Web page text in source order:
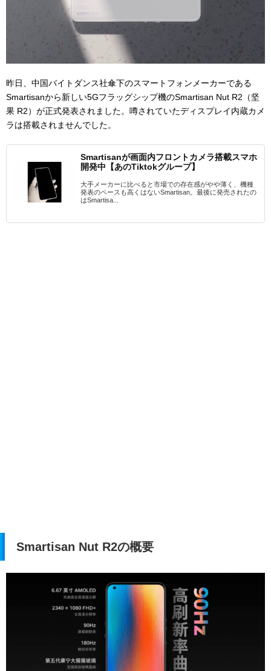
昨日、中国バイトダンス社傘下のスマートフォンメーカーである
Smartisanから新しい5Gフラッグシップ機のSmartisan Nut R2（坚
果 R2）が正式発表されました。噂されていたディスプレイ内蔵カメ
ラは搭載されませんでした。
Smartisanが画面内フロントカメラ搭載スマホ
開発中【あのTiktokグループ】
大手メーカーに比べると市場での存在感がやや薄く、機種
発表のペースも高くはないSmartisan。最後に発売されたの
はSmartisa...
Smartisan Nut R2の概要